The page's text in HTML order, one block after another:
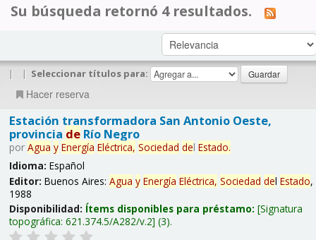
Su búsqueda retornó 4 resultados.
| | Seleccionar títulos para:
Hacer reserva
Estación transformadora San Antonio Oeste,
provincia deRío Negro
por Agua y Energía Eléctrica, Sociedad del Estado.
Idioma: Español
Editor: Buenos Aires: Agua y Energía Eléctrica, Sociedad del Estado,
1988
Disponibilidad: Ítems disponibles para préstamo: Signatura
topográfica: 621.374.5/A282/v.2 (3).